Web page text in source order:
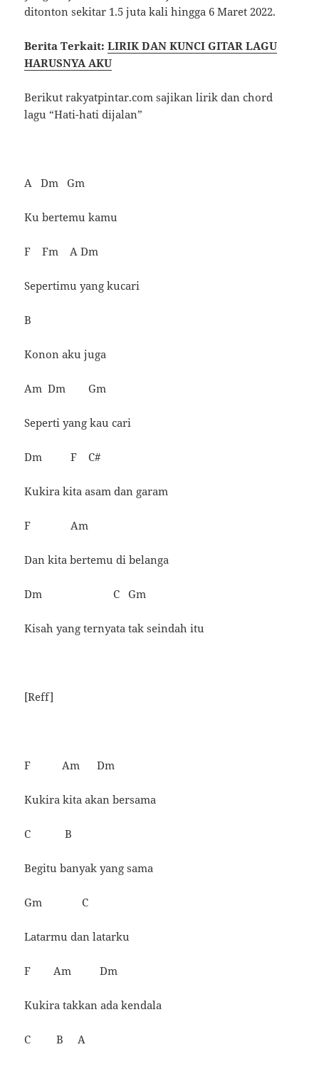
ditonton sekitar 1.5 juta kali hingga 6 Maret 2022.
Berita Terkait:LIRIK DAN KUNCI GITAR LAGU
HARUSNYA AKU
Berikut rakyatpintar.com sajikan lirik dan chord
lagu “Hati-hati dijalan”
A Dm Gm
Ku bertemu kamu
F Fm A Dm
Sepertimu yang kucari
B
Konon aku juga
Am Dm Gm
Seperti yang kau cari
Dm F C#
Kukira kita asam dan garam
F Am
Dan kita bertemu di belanga
Dm C Gm
Kisah yang ternyata tak seindah itu
[Reff]
F Am Dm
Kukira kita akan bersama
C B
Begitu banyak yang sama
Gm C
Latarmu dan latarku
F Am Dm
Kukira takkan ada kendala
C B A